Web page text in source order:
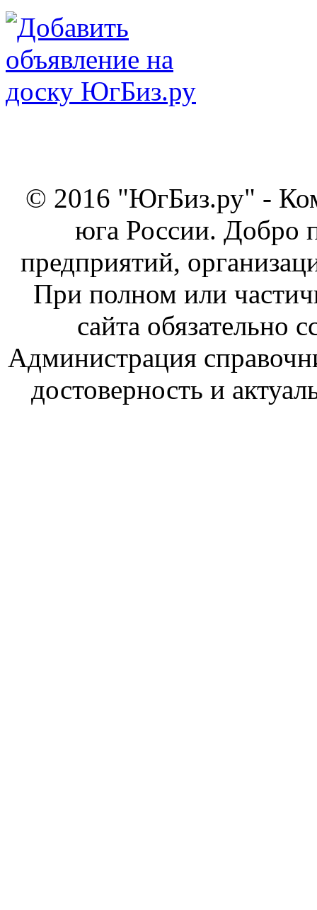
© 2016 "ЮгБиз.ру" -
юга России. Добро
предприятий,
При полном или
сайта обязательно
Администрация
достоверность и